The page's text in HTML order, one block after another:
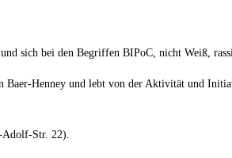
sich bei den Begriffen BIPoC, nicht Weiß,
Henney und lebt von der Aktivität und
Str. 22).